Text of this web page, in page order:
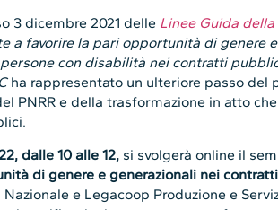
3 dicembre 2021 delle Linee Guida
a favorire la pari opportunità di genere
con disabilità nei contratti
ha rappresentato un ulteriore passo del
PNRR e della trasformazione in atto
dalle 10 alle 12, si svolgerà online il
di genere e generazionali nei
e Legacoop Produzione e